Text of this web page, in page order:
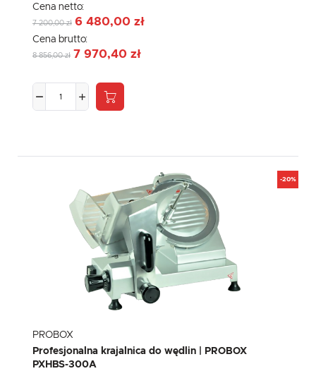
Cena netto:
7 200,00 zł 6 480,00 zł
Cena brutto:
8 856,00 zł 7 970,40 zł
-20%
PROBOX
Profesjonalna krajalnica do wędlin | PROBOX
PXHBS-300A